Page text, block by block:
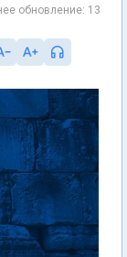
обновление: 13